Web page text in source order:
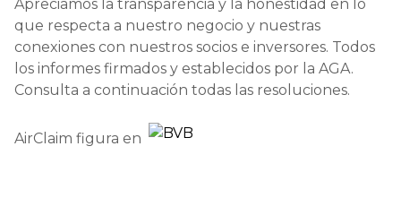
Apreciamos la transparencia y la honestidad en lo
que respecta a nuestro negocio y nuestras
conexiones con nuestros socios e inversores. Todos
los informes firmados y establecidos por la AGA.
Consulta a continuación todas las resoluciones.
AirClaim figura en